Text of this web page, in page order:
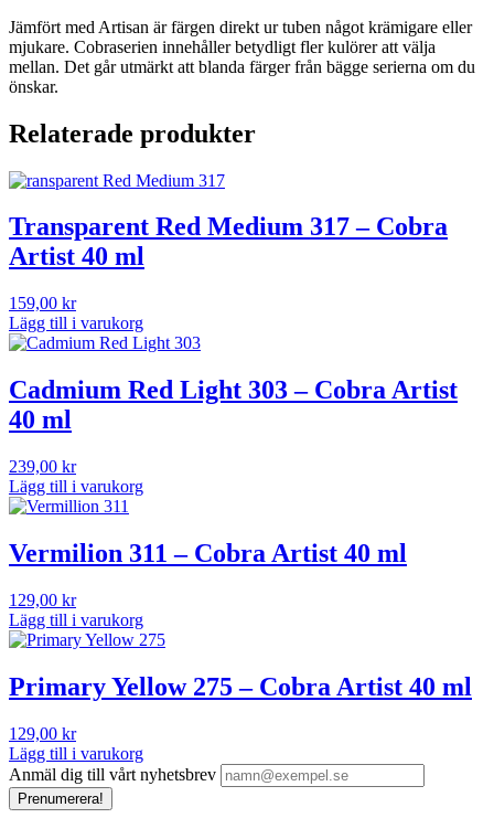
Jämfört med Artisan är färgen direkt ur tuben något krämigare eller
mjukare. Cobraserien innehåller betydligt fler kulörer att välja
mellan. Det går utmärkt att blanda färger från bägge serierna om du
önskar.
Relaterade produkter
Transparent Red Medium 317 – Cobra
Artist 40 ml
159,00 kr
Lägg till i varukorg
Cadmium Red Light 303 – Cobra Artist
40 ml
239,00 kr
Lägg till i varukorg
Vermilion 311 – Cobra Artist 40 ml
129,00 kr
Lägg till i varukorg
Primary Yellow 275 – Cobra Artist 40 ml
129,00 kr
Lägg till i varukorg
Anmäl dig till vårt nyhetsbrev
Prenumerera!